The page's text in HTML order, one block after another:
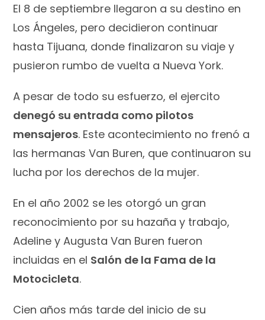
El 8 de septiembre llegaron a su destino en
Los Ángeles, pero decidieron continuar
hasta Tijuana, donde finalizaron su viaje y
pusieron rumbo de vuelta a Nueva York.
A pesar de todo su esfuerzo, el ejercito
denegó su entrada como pilotos
mensajeros. Este acontecimiento no frenó a
las hermanas Van Buren, que continuaron su
lucha por los derechos de la mujer.
En el año 2002 se les otorgó un gran
reconocimiento por su hazaña y trabajo,
Adeline y Augusta Van Buren fueron
incluidas en el Salón de la Fama de la
Motocicleta.
Cien años más tarde del inicio de su